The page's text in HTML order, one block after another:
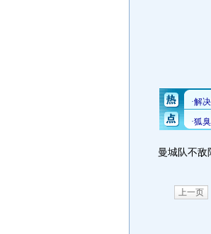
曼城队不敌
上一页